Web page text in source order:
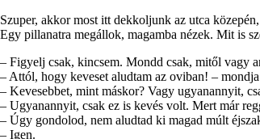
Szuper, akkor most itt dekkoljunk az utca
Egy pillanatra megállok, magamba nézek. Mit is
– Figyelj csak, kincsem. Mondd csak, mitől vagy
– Attól, hogy keveset aludtam az oviban! – mondja
– Kevesebbet, mint máskor? Vagy ugyanannyit,
– Ugyanannyit, csak ez is kevés volt. Mert már
– Úgy gondolod, nem aludtad ki magad múlt
– Igen.